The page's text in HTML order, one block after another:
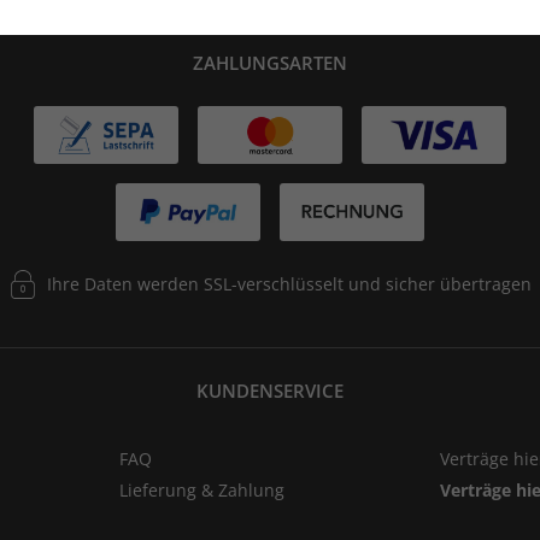
ZAHLUNGSARTEN
Ihre Daten werden SSL-verschlüsselt und sicher übertragen
KUNDENSERVICE
FAQ
Lieferung & Zahlung
Verträge
Verträge